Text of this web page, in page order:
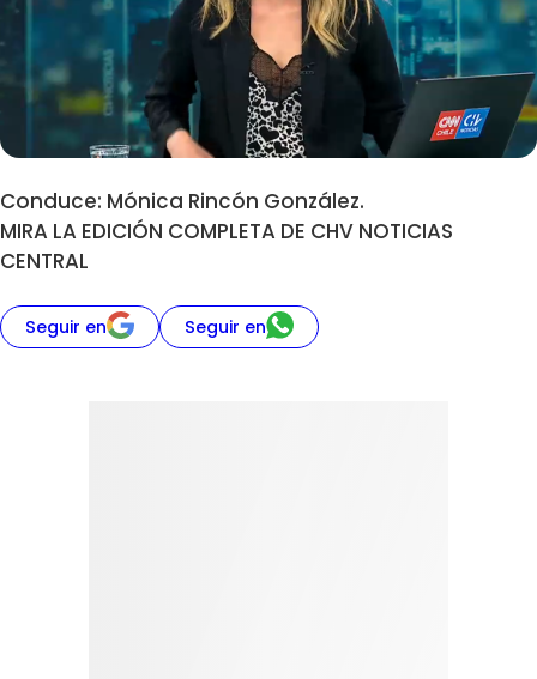
Conduce: Mónica Rincón González.
MIRA LA EDICIÓN COMPLETA DE CHV NOTICIAS
CENTRAL
Seguir en Seguir en